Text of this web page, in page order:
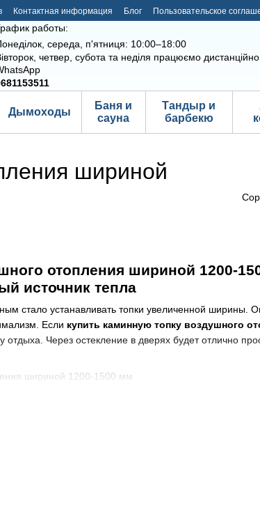
Контактная информация Блог Пользовательское
работы:
середа, п'ятниця: 10:00–18:00
четвер, субота та неділя працюємо
Дымоходы
Баня и
сауна
Тандыр и
барбекю
шириной
отопления шириной 1200-
источник тепла
стало устанавливать топки увеличенной ширины.
Если купить каминную топку воздушного
Через остекление в дверях будет отлично